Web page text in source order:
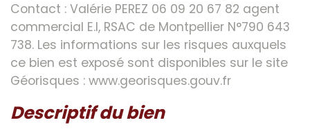
Contact : Valérie PEREZ 06 09 20 67 82 agent
commercial E.I, RSAC de Montpellier N°790 643
738. Les informations sur les risques auxquels
ce bien est exposé sont disponibles sur le site
Géorisques : www.georisques.gouv.fr
descriptif du bien